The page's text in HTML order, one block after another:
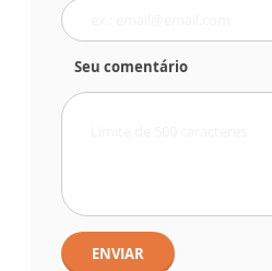
Seu comentário
ENVIAR